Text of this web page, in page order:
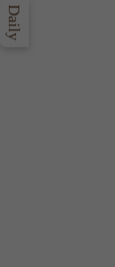
Daily